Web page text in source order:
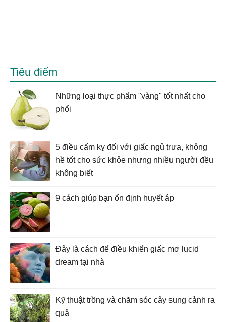
Tiêu điểm
Những loại thực phẩm "vàng" tốt nhất cho
phổi
5 điều cấm kỵ đối với giấc ngủ trưa, không
hề tốt cho sức khỏe nhưng nhiều người đều
không biết
9 cách giúp bạn ổn định huyết áp
Đây là cách để điều khiển giấc mơ lucid
dream tại nhà
Kỹ thuật trồng và chăm sóc cây sung cảnh ra
quả